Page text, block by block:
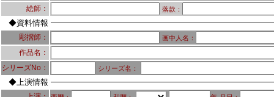
絵師： 落款：
◆資料情報
彫摺師： 画中人名：
作品名：
シリーズNo：
シリーズ名：
◆上演情報